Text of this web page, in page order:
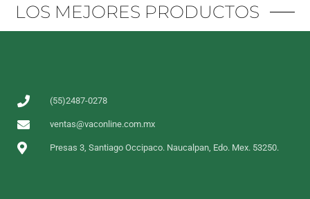
LOS MEJORES PRODUCTOS
(55)2487-0278
ventas@vaconline.com.mx
Presas 3, Santiago Occipaco. Naucalpan, Edo. Mex. 53250.